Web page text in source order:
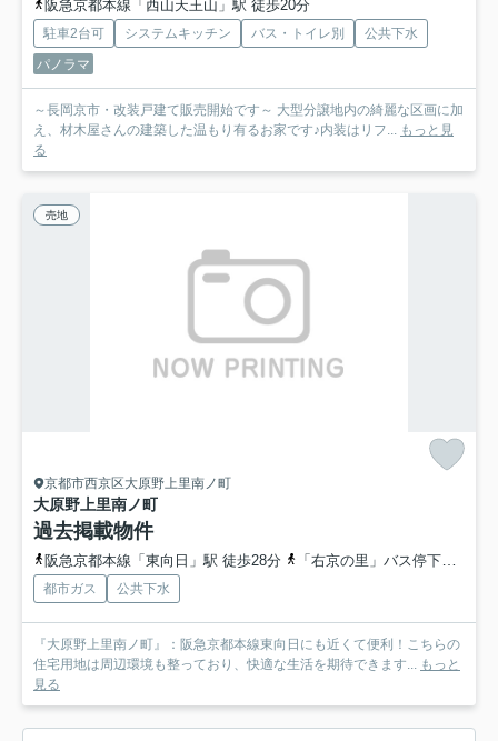
阪急京都本線「西山天王山」駅 徒歩20分
駐車2台可 システムキッチン バス・トイレ別
公共下水
パノラマ
～長岡京市・改装戸建て販売開始です～ 大型分譲地内の綺麗な区画に加
え、材木屋さんの建築した温もり有るお家です♪内装はリフ... もっと見
る
売地
京都市西京区大原野上里南ノ町
大原野上里南ノ町
過去掲載物件
阪急京都本線「東向日」駅 徒歩28分 「右京の里」バス停下車 徒歩4分
都市ガス 公共下水
『大原野上里南ノ町』：阪急京都本線東向日にも近くて便利！こちらの
住宅用地は周辺環境も整っており、快適な生活を期待できます... もっと
見る